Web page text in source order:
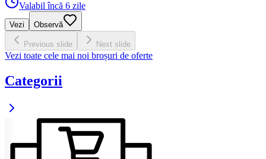
Valabil încă 6 zile
Vezi Observă
Previous slide Next slide
Vezi toate cele mai noi broșuri de oferte
Categorii